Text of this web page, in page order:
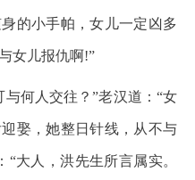
的小手帕，女儿一定凶多
女儿报仇啊!”
何人交往？”老汉道：“女
娶，她整日针线，从不与
大人，洪先生所言属实。